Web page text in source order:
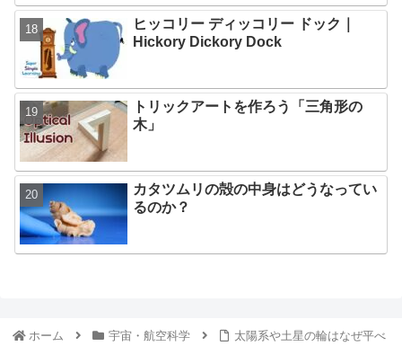
ヒッコリー ディッコリー ドック｜
Hickory Dickory Dock
トリックアートを作ろう「三角形の
木」
カタツムリの殻の中身はどうなってい
るのか？
ホーム 宇宙・航空科学 太陽系や土星の輪はなぜ平べ